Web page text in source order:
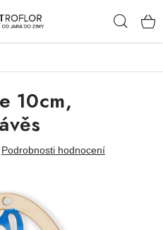
10cm,
Podrobnosti hodnocení